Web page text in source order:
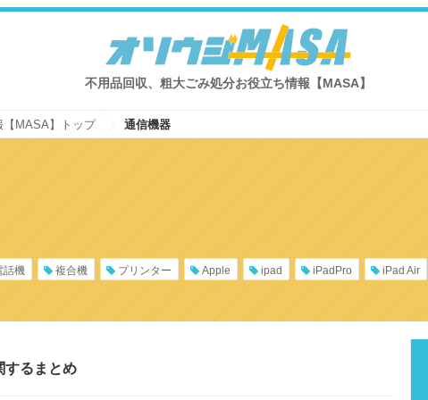
不用品回収、粗大ごみ処分お役立ち情報【MASA】
【MASA】トップ 通信機器
話機 複合機 プリンター Apple ipad iPadPro iPad Air
するまとめ